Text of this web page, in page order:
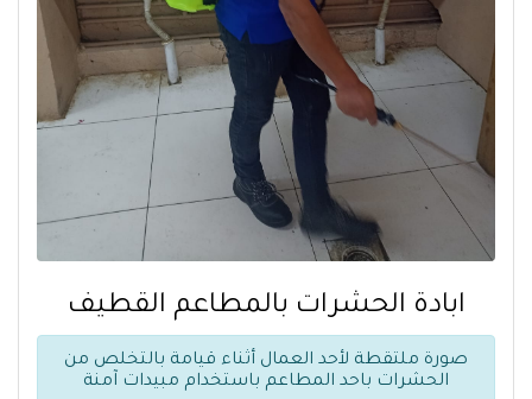
ابادة الحشرات بالمطاعم القطيف
صورة ملتقطة لأحد العمال أثناء قيامة بالتخلص من
الحشرات باحد المطاعم باستخدام مبيدات آمنة